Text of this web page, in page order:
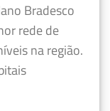
Bradesco
rede de
na região.